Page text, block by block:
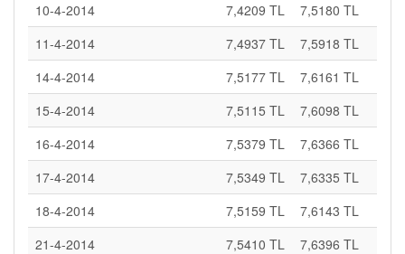
10-4-2014
7,4209 TL
7,5180 TL
11-4-2014
7,4937 TL
7,5918 TL
14-4-2014
7,5177 TL
7,6161 TL
15-4-2014
7,5115 TL
7,6098 TL
16-4-2014
7,5379 TL
7,6366 TL
17-4-2014
7,5349 TL
7,6335 TL
18-4-2014
7,5159 TL
7,6143 TL
21-4-2014
7,5410 TL
7,6396 TL